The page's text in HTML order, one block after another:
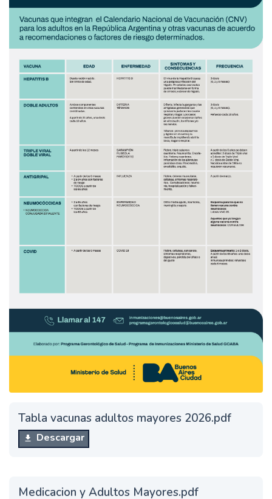
Tabla vacunas adultos mayores 2026.pdf
Descargar
Medicacion y Adultos Mayores.pdf